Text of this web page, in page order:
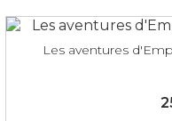
Les aventures